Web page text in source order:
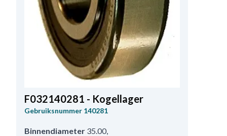
F032140281 - Kogellager
Gebruiksnummer 140281
Binnendiameter 35.00,